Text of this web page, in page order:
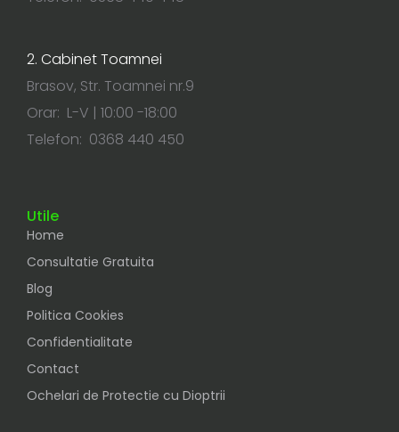
2. Cabinet Toamnei
Brasov, Str. Toamnei nr.9
Orar: L-V | 10:00 -18:00
Telefon: 0368 440 450
Utile
Home
Consultatie Gratuita
Blog
Politica Cookies
Confidentialitate
Contact
Ochelari de Protectie cu Dioptrii